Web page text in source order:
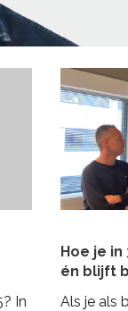
In
Hoe je
én blijft
Als je als